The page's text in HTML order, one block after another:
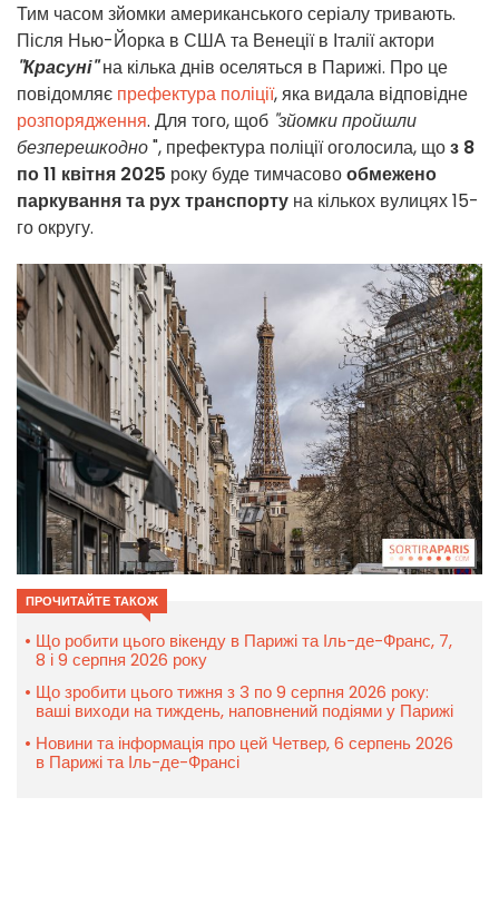
Тим часом зйомки американського серіалу тривають.
Після Нью-Йорка в США та Венеції в Італії актори
"Красуні" на кілька днів оселяться в Парижі. Про це
повідомляє префектура поліції, яка видала відповідне
розпорядження. Для того, щоб "зйомки пройшли
безперешкодно", префектура поліції оголосила, щоз 8
по 11 квітня 2025 року буде тимчасовообмежено
паркування та рух транспорту на кількох вулицях 15-
го округу.
ПРОЧИТАЙТЕ ТАКОЖ
Що робити цього вікенду в Парижі та Іль-де-Франс, 7,
8 і 9 серпня 2026 року
Що зробити цього тижня з 3 по 9 серпня 2026 року:
ваші виходи на тиждень, наповнений подіями у Парижі
Новини та інформація про цей Четвер, 6 серпень 2026
в Парижі та Іль-де-Франсі